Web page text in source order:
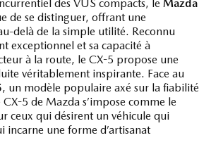
des VUS compacts, le Mazda
de se distinguer, offrant une
delà de la simple utilité. Reconnu
exceptionnel et sa capacité à
à la route, le CX-5 propose une
véritablement inspirante. Face au
, un modèle populaire axé sur la fiabilité
5 de Mazda s’impose comme le
ceux qui désirent un véhicule qui
incarne une forme d’artisanat